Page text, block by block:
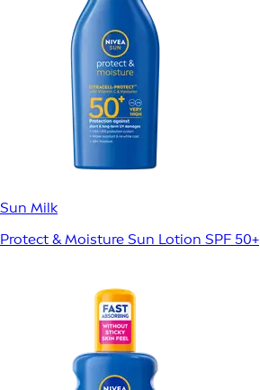
Sun Milk
Protect & Moisture Sun Lotion SPF 50+